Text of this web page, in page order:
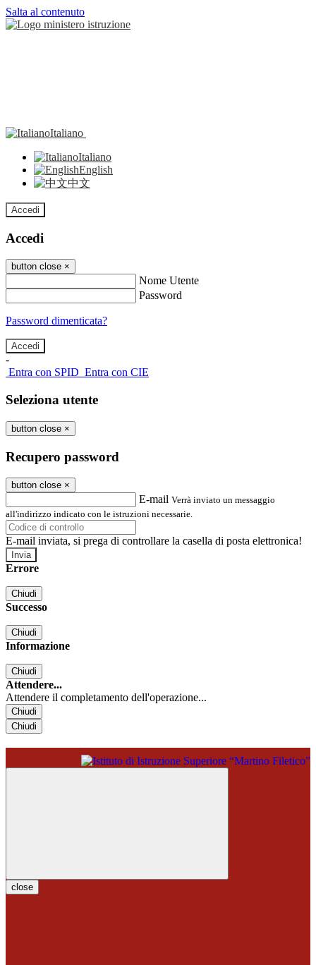
Salta al contenuto
Italiano
Italiano
English
中文
Accedi
Accedi
button close ×
Nome Utente
Password
Password dimenticata?
-
Entra con SPID Entra con CIE
Seleziona utente
button close ×
Recupero password
button close ×
E-mail Verrà inviato un messaggio
all'indirizzo indicato con le istruzioni necessarie.
E-mail inviata, si prega di controllare la casella di posta elettronica!
Errore
Chiudi
Successo
Chiudi
Informazione
Chiudi
Attendere...
Attendere il completamento dell'operazione...
Chiudi
Chiudi
close